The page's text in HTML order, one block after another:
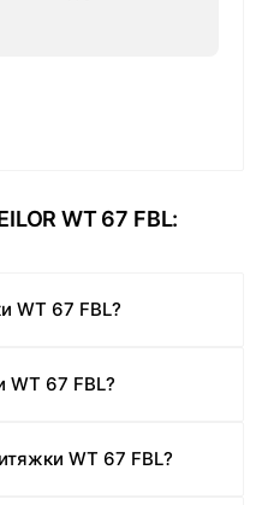
WT 67 FBL:
WT 67 FBL?
WT 67 FBL?
WT 67 FBL?